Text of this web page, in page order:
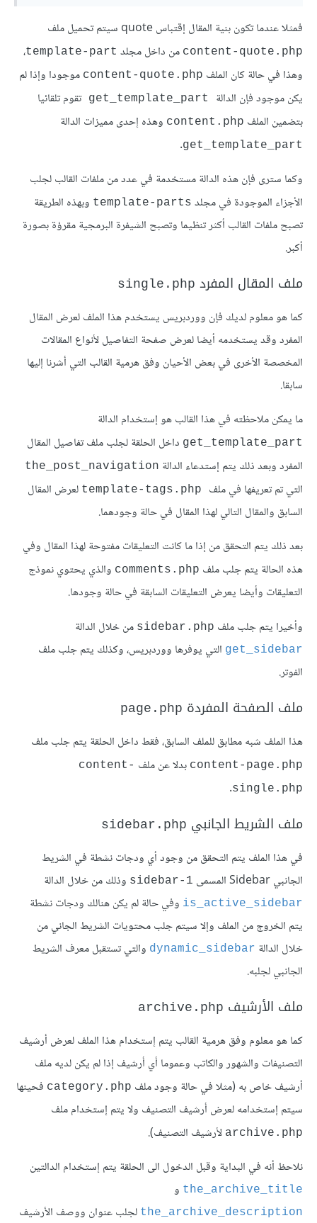
فمثلا عندما تكون بنية المقال إقتباس quote سيتم تحميل ملف
content-quote.php من داخل مجلد template-part،
وهذا في حالة كان الملف content-quote.php موجودا وإذا لم
يكن موجود فإن الدالة
get_template_part
تقوم تلقائيا
بتضمين الملف content.php وهذه إحدى مميزات الدالة
get_template_part
.
وكما سترى فإن هذه الدالة مستخدمة في عدد من ملفات القالب لجلب
الأجزاء الموجودة في مجلد template-parts وبهذه الطريقة
تصبح ملفات القالب أكثر تنظيما وتصبح الشيفرة البرمجية مقرؤة بصورة
أكبر.
ملف المقال المفرد single.php
كما هو معلوم لديك فإن ووردبريس يستخدم هذا الملف لعرض المقال
المفرد وقد يستخدمه أيضا لعرض صفحة التفاصيل لأنواع المقالات
المخصصة الأخرى في بعض الأحيان وفق هرمية القالب التي أشرنا إليها
سابقا.
ما يمكن ملاحظته في هذا القالب هو إستخدام الدالة
get_template_part داخل الحلقة لجلب ملف تفاصيل المقال
المفرد وبعد ذلك يتم إستدعاء الدالة the_post_navigation
التي تم تعريفها في ملف template-tags.php لعرض المقال
السابق والمقال التالي لهذا المقال في حالة وجودهما.
بعد ذلك يتم التحقق من إذا ما كانت التعليقات مفتوحة لهذا المقال وفي
هذه الحالة يتم جلب ملف comments.php والذي يحتوي نموذج
التعليقات وأيضا يعرض التعليقات السابقة في حالة وجودها.
وأخيرا يتم جلب ملف sidebar.php من خلال الدالة
get_sidebar التي يوفرها ووردبريس، وكذلك يتم جلب ملف
الفوتر.
ملف الصفحة المفردة page.php
هذا الملف شبه مطابق للملف السابق، فقط داخل الحلقة يتم جلب ملف
content-page.php بدلا عن ملف content-
single.php
.
ملف الشريط الجانبي sidebar.php
في هذا الملف يتم التحقق من وجود أي ودجات نشطة في الشريط
الجانبي Sidebar المسمى
sidebar-1 وذلك من خلال الدالة
is_active_sidebar وفي حالة لم يكن هنالك ودجات نشطة
يتم الخروج من الملف وإلا سيتم جلب محتويات الشريط الجاني من
خلال الدالة dynamic_sidebar والتي تستقبل معرف الشريط
الجانبي لجلبه.
ملف الأرشيف archive.php
كما هو معلوم وفق هرمية القالب يتم إستخدام هذا الملف لعرض أرشيف
التصنيفات والشهور والكاتب وعموما أي أرشيف إذا لم يكن لديه ملف
أرشيف خاص به (مثلا في حالة وجود ملف category.php فحينها
سيتم إستخدامه لعرض أرشيف التصنيف ولا يتم إستخدام ملف
archive.php لأرشيف التصنيف).
نلاحظ أنه في البداية وقبل الدخول الى الحلقة يتم إستخدام الدالتين
the_archive_title و
the_archive_description لجلب عنوان ووصف الأرشيف